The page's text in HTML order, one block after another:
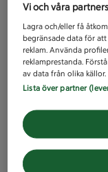
Vi och våra
Lagra och/eller få
begränsade data för
reklam. Använda
reklamprestanda.
av data från olika
Lista över partner